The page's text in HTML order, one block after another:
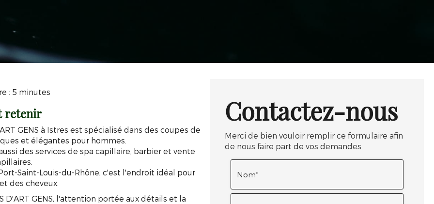
: 5 minutes
retenir
GENS à Istres est spécialisé dans des coupes de
et élégantes pour hommes.
des services de spa capillaire, barbier et vente
Saint-Louis-du-Rhône, c'est l'endroit idéal pour
des cheveux.
D'ART GENS, l'attention portée aux détails et la
Contactez-nous
Merci de bien vouloir remplir ce formulaire afin
de nous faire part de vos demandes.